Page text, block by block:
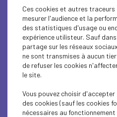
Femme du
Parlement
Ces cookies et autres traceurs
mesurer l'audience et la
des statistiques d'usage ou
expérience utilisteur. Sauf
partage sur les réseaux
ne sont transmises à aucun
de refuser les cookies
le site.
Vous pouvez choisir d'accepter
des cookies (sauf les cookies
nécessaires au